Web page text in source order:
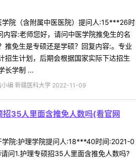
院（含附属中医医院）提问人:15***26时
容:老师您好，请问中医学院推免生的名
推免生是专硕还是学硕？回复内容:。专业
招生计划，后期会根据国家实际下达招生
长学制 ...
小编 新疆医科大学 2022-11-09
招35人里面含推免人数吗(看官网
学院:护理学院提问人:18***40时间:2021-0
问1.护理专硕招35人里面含推免人数吗?